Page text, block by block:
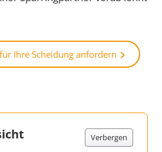
Ihre Scheidung anfordern
Verbergen